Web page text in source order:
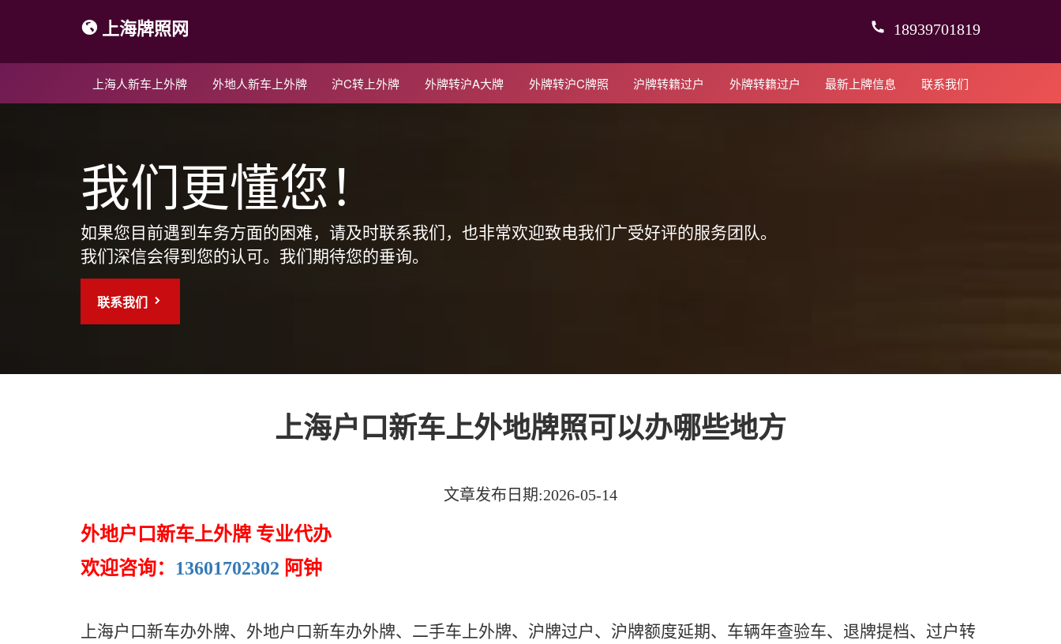
上海牌照网 18939701819
上海人新车上外牌 外地人新车上外牌 沪C转上外牌 外牌转沪A大牌 外牌转沪C牌照 沪牌转籍过户 外牌转籍过户 最新上牌信息 联系我们
我们更懂您！
如果您目前遇到车务方面的困难，请及时联系我们，也非常欢迎致电我们广受好评的服务团队。
我们深信会得到您的认可。我们期待您的垂询。
联系我们
上海户口新车上外地牌照可以办哪些地方
文章发布日期:2026-05-14
外地户口新车上外牌 专业代办
欢迎咨询： 13601702302 阿钟
上海户口新车办外牌、外地户口新车办外牌、二手车上外牌、沪牌过户、沪牌额度延期、车辆年查验车、退牌提档、过户转